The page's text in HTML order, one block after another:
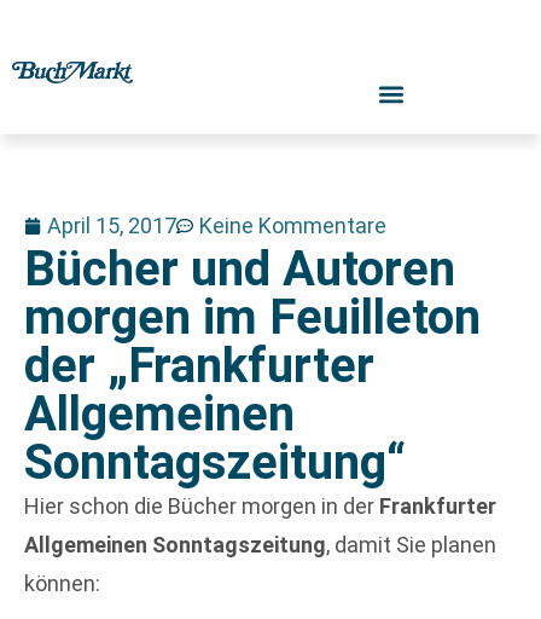
April 15, 2017 Keine Kommentare
Bücher und Autoren
morgen im Feuilleton
der „Frankfurter
Allgemeinen
Sonntagszeitung“
Hier schon die Bücher morgen in der Frankfurter
Allgemeinen Sonntagszeitung, damit Sie planen
können: